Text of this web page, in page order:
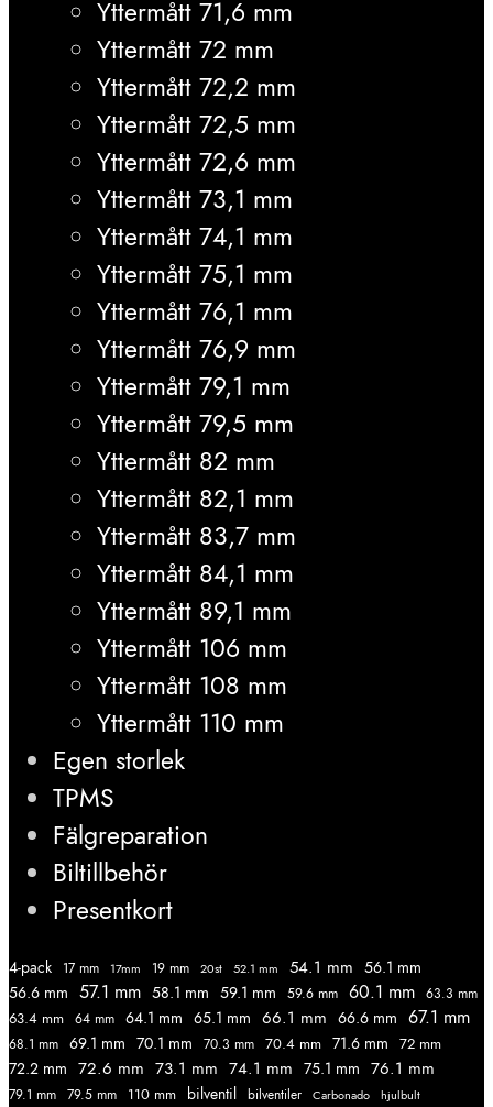
Yttermått 71,6 mm
Yttermått 72 mm
Yttermått 72,2 mm
Yttermått 72,5 mm
Yttermått 72,6 mm
Yttermått 73,1 mm
Yttermått 74,1 mm
Yttermått 75,1 mm
Yttermått 76,1 mm
Yttermått 76,9 mm
Yttermått 79,1 mm
Yttermått 79,5 mm
Yttermått 82 mm
Yttermått 82,1 mm
Yttermått 83,7 mm
Yttermått 84,1 mm
Yttermått 89,1 mm
Yttermått 106 mm
Yttermått 108 mm
Yttermått 110 mm
Egen storlek
TPMS
Fälgreparation
Biltillbehör
Presentkort
4-pack 17 mm 17mm 19 mm 20st 52.1 mm 54.1 mm 56.1 mm
56.6 mm 57.1 mm 58.1 mm 59.1 mm 59.6 mm 60.1 mm 63.3 mm
63.4 mm 64 mm 64.1 mm 65.1 mm 66.1 mm 66.6 mm 67.1 mm
68.1 mm 69.1 mm 70.1 mm 70.3 mm 70.4 mm 71.6 mm 72 mm
72.2 mm 72.6 mm 73.1 mm 74.1 mm 75.1 mm 76.1 mm
79.1 mm 79.5 mm 110 mm bilventil bilventiler Carbonado hjulbult